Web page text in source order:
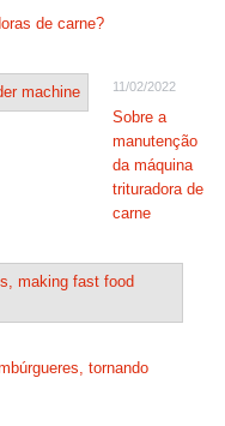
de carne?
11/02/2022
Sobre a
manutenção
da máquina
trituradora de
carne
tornando